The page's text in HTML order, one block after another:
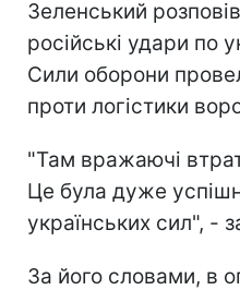
Зеленський
російські удари по
Сили оборони
проти логістики
"Там вражаючі
Це була дуже
українських сил", -
За його словами, в